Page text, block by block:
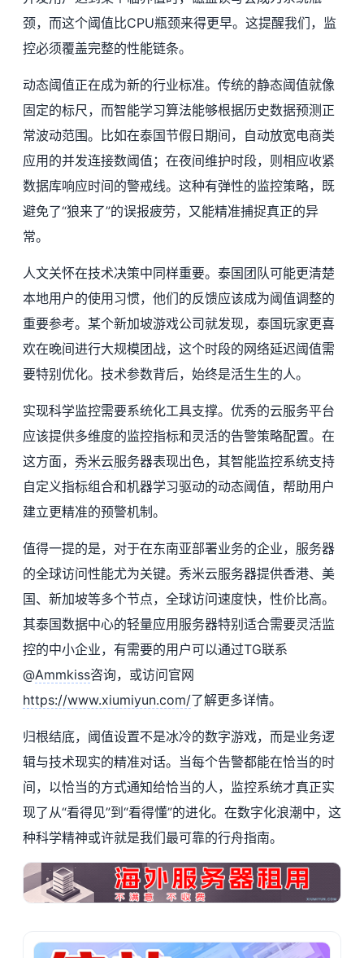
颈，而这个阈值比CPU瓶颈来得更早。这提醒我们，监
控必须覆盖完整的性能链条。
动态阈值正在成为新的行业标准。传统的静态阈值就像
固定的标尺，而智能学习算法能够根据历史数据预测正
常波动范围。比如在泰国节假日期间，自动放宽电商类
应用的并发连接数阈值；在夜间维护时段，则相应收紧
数据库响应时间的警戒线。这种有弹性的监控策略，既
避免了“狼来了”的误报疲劳，又能精准捕捉真正的异
常。
人文关怀在技术决策中同样重要。泰国团队可能更清楚
本地用户的使用习惯，他们的反馈应该成为阈值调整的
重要参考。某个新加坡游戏公司就发现，泰国玩家更喜
欢在晚间进行大规模团战，这个时段的网络延迟阈值需
要特别优化。技术参数背后，始终是活生生的人。
实现科学监控需要系统化工具支撑。优秀的云服务平台
应该提供多维度的监控指标和灵活的告警策略配置。在
这方面， 秀米云服务器表现出色，其智能监控系统支持
自定义指标组合和机器学习驱动的动态阈值，帮助用户
建立更精准的预警机制。
值得一提的是，对于在东南亚部署业务的企业，服务器
的全球访问性能尤为关键。秀米云服务器提供香港、美
国、新加坡等多个节点，全球访问速度快，性价比高。
其泰国数据中心的轻量应用服务器特别适合需要灵活监
控的中小企业，有需要的用户可以通过TG联系
@Ammkiss咨询，或访问官网
https://www.xiumiyun.com/了解更多详情。
归根结底，阈值设置不是冰冷的数字游戏，而是业务逻
辑与技术现实的精准对话。当每个告警都能在恰当的时
间，以恰当的方式通知给恰当的人，监控系统才真正实
现了从“看得见”到“看得懂”的进化。在数字化浪潮中，这
种科学精神或许就是我们最可靠的行舟指南。